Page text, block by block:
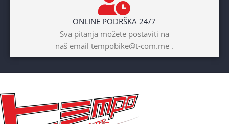
BICIKLI-KOČNICE
Disk mehanički
ONLINE PODRŠKA 24/7
Sva pitanja možete postaviti na
naš email tempobike@t-com.me .